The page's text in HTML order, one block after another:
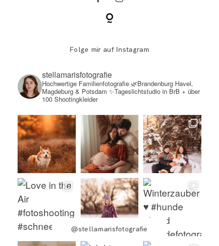
Folge mir auf Instagram
@stellamarisfotografie
stellamarisfotografie
Hochwertige Familienfotografie🌿Brandenburg Havel,
Magdeburg & Potsdam ✨Tageslichtstudio in BrB + über
100 Shootingkleider